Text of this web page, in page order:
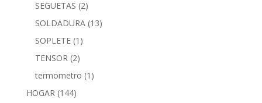
SEGUETAS (2)
SOLDADURA (13)
SOPLETE (1)
TENSOR (2)
termometro (1)
HOGAR (144)